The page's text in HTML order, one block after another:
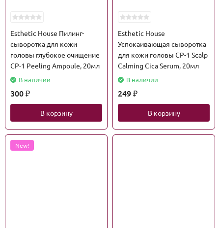
Esthetic House Пилинг-
сыворотка для кожи
головы глубокое очищение
CP-1 Peeling Ampoule, 20мл
В наличии
300 ₽
В корзину
Esthetic House
Успокаивающая сыворотка
для кожи головы CP-1 Scalp
Calming Cica Serum, 20мл
В наличии
249 ₽
В корзину
New!